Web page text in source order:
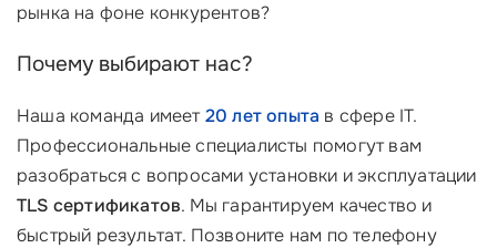
рынка на фоне конкурентов?
Почему выбирают нас?
Наша команда имеет20 лет опыта в сфере IT.
Профессиональные специалисты помогут вам
разобраться с вопросами установки и эксплуатации
TLS сертификатов. Мы гарантируем качество и
быстрый результат. Позвоните нам по телефону